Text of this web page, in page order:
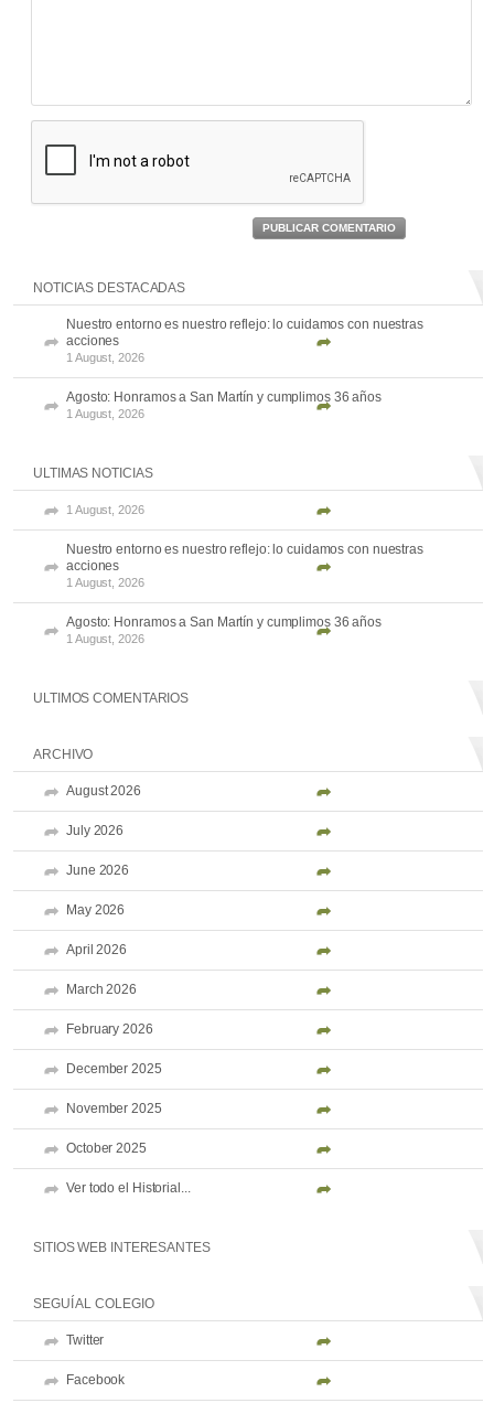
PUBLICAR COMENTARIO
NOTICIAS DESTACADAS
Nuestro entorno es nuestro reflejo: lo cuidamos con nuestras
acciones
1 August, 2026
Agosto: Honramos a San Martín y cumplimos 36 años
1 August, 2026
ULTIMAS NOTICIAS
1 August, 2026
Nuestro entorno es nuestro reflejo: lo cuidamos con nuestras
acciones
1 August, 2026
Agosto: Honramos a San Martín y cumplimos 36 años
1 August, 2026
ULTIMOS COMENTARIOS
ARCHIVO
August 2026
July 2026
June 2026
May 2026
April 2026
March 2026
February 2026
December 2025
November 2025
October 2025
Ver todo el Historial...
SITIOS WEB INTERESANTES
SEGUÍ AL COLEGIO
Twitter
Facebook